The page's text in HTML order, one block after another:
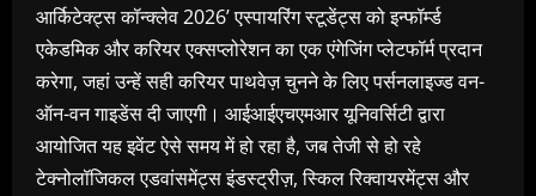
आर्किटेक्ट्स कॉन्क्लेव 2026’ एस्पायरिंग स्टूडेंट्स को इन्फॉर्म्ड
एकेडमिक और करियर एक्सप्लोरेशन का एक एंगेजिंग प्लेटफॉर्म प्रदान
करेगा, जहां उन्हें सही करियर पाथवेज़ चुनने के लिए पर्सनलाइज्ड वन-
ऑन-वन गाइडेंस दी जाएगी। आईआईएचएमआर यूनिवर्सिटी द्वारा
आयोजित यह इवेंट ऐसे समय में हो रहा है, जब तेजी से हो रहे
टेक्नोलॉजिकल एडवांसमेंट्स इंडस्ट्रीज़, स्किल रिक्वायरमेंट्स और